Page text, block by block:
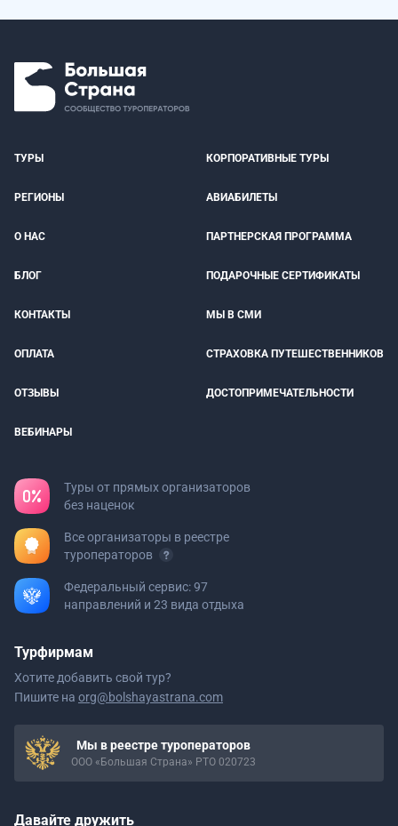
ТУРЫ КОРПОРАТИВНЫЕ ТУРЫ
РЕГИОНЫ АВИАБИЛЕТЫ
О НАС ПАРТНЕРСКАЯ ПРОГРАММА
БЛОГ ПОДАРОЧНЫЕ СЕРТИФИКАТЫ
КОНТАКТЫ МЫ В СМИ
ОПЛАТА СТРАХОВКА ПУТЕШЕСТВЕННИКОВ
ОТЗЫВЫ ДОСТОПРИМЕЧАТЕЛЬНОСТИ
ВЕБИНАРЫ
Туры от прямых организаторов
без наценок
Все организаторы в реестре
туроператоров
Федеральный сервис: 97
направлений и 23 вида отдыха
Турфирмам
Хотите добавить свой тур?
Пишите на org@bolshayastrana.com
Мы в реестре туроператоров
ООО «Большая Страна» РТО 020723
Давайте дружить